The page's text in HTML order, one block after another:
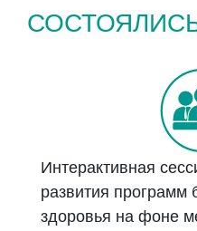
Интерактивная
развития программ
здоровья на фоне